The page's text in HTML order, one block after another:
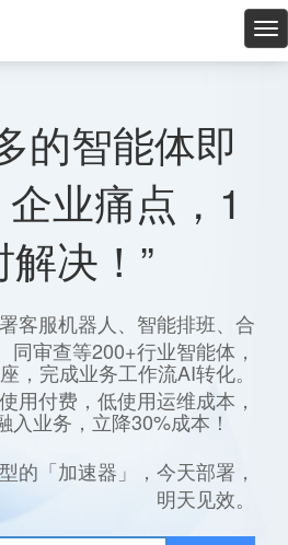
星
的智能体即
业痛点，1
决！”
客服机器人、智能排班、合
同审查等200+行业智能体，
，完成业务工作流AI转化。
用付费，低使用运维成本，
入业务，立降30%成本！
「加速器」，今天部署，
明天见效。